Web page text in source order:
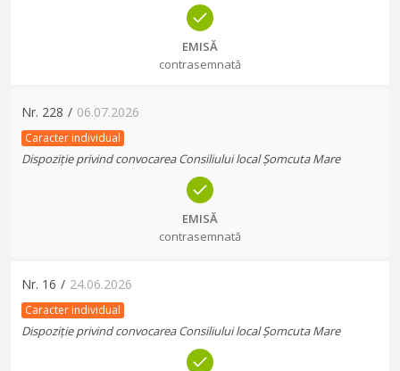
EMISĂ
contrasemnată
Nr. 228 / 06.07.2026
Caracter individual
Dispoziție privind convocarea Consiliului local Șomcuta Mare
EMISĂ
contrasemnată
Nr. 16 / 24.06.2026
Caracter individual
Dispoziție privind convocarea Consiliului local Șomcuta Mare